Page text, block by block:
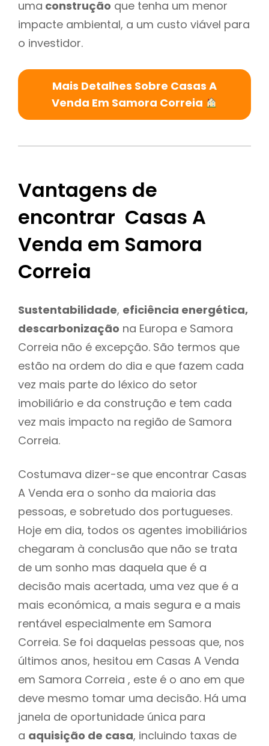
uma construção que tenha um menor
impacte ambiental, a um custo viável para
o investidor.
Mais Detalhes Sobre Casas A
Venda Em Samora Correia
Vantagens de
encontrar Casas A
Venda em Samora
Correia
Sustentabilidade, eficiência energética,
descarbonização na Europa e Samora
Correia não é excepção. São termos que
estão na ordem do dia e que fazem cada
vez mais parte do léxico do setor
imobiliário e da construção e tem cada
vez mais impacto na região de Samora
Correia.
Costumava dizer-se que encontrar Casas
A Venda era o sonho da maioria das
pessoas, e sobretudo dos portugueses.
Hoje em dia, todos os agentes imobiliários
chegaram à conclusão que não se trata
de um sonho mas daquela que é a
decisão mais acertada, uma vez que é a
mais económica, a mais segura e a mais
rentável especialmente em Samora
Correia. Se foi daquelas pessoas que, nos
últimos anos, hesitou em Casas A Venda
em Samora Correia , este é o ano em que
deve mesmo tomar uma decisão. Há uma
janela de oportunidade única para
a aquisição de casa, incluindo taxas de